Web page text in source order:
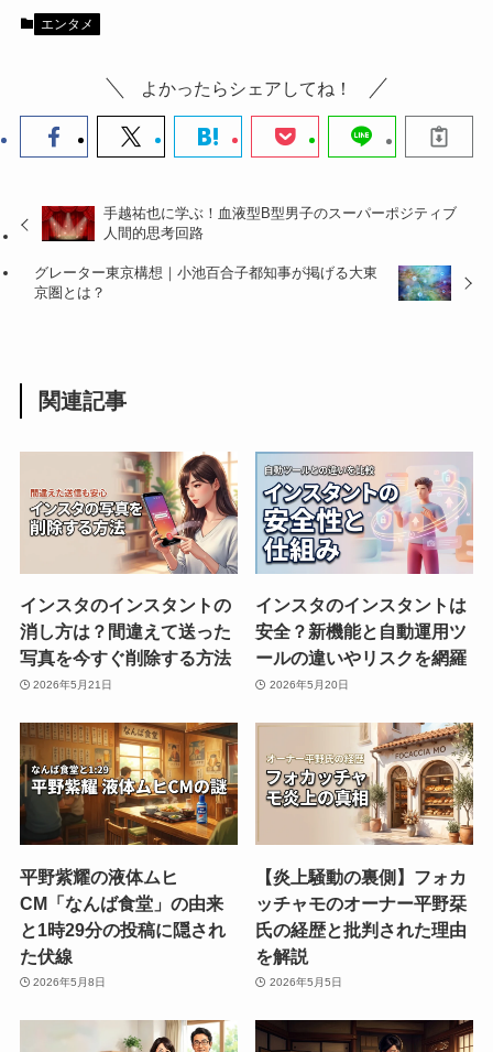
エンタメ
よかったらシェアしてね！
手越祐也に学ぶ！血液型B型男子のスーパーポジティブ
人間的思考回路
グレーター東京構想｜小池百合子都知事が掲げる大東
京圏とは？
関連記事
インスタのインスタントの
消し方は？間違えて送った
写真を今すぐ削除する方法
2026年5月21日
インスタのインスタントは
安全？新機能と自動運用ツ
ールの違いやリスクを網羅
2026年5月20日
平野紫耀の液体ムヒ
CM「なんば食堂」の由来
と1時29分の投稿に隠され
た伏線
2026年5月8日
【炎上騒動の裏側】フォカ
ッチャモのオーナー平野栞
氏の経歴と批判された理由
を解説
2026年5月5日